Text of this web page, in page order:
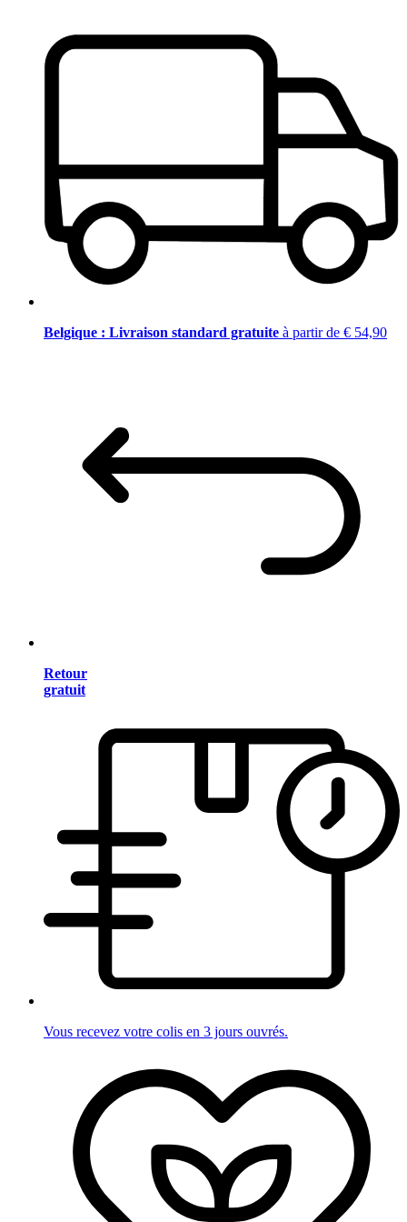
Belgique : Livraison standard gratuite à partir de € 54,90
Retour
gratuit
Vous recevez votre colis en 3 jours ouvrés.